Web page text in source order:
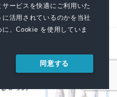
ービスを快適にご利用いた
活用されているのかを当社
、Cookie を使用していま
同意する
リース
、整え
３つの